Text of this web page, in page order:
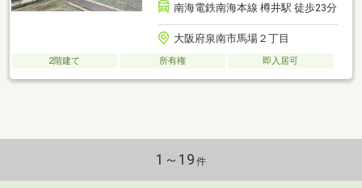
南海電鉄南海本線 樽井駅 徒歩23分
大阪府泉南市馬場２丁目
2階建て 所有権 即入居可
1～19 件